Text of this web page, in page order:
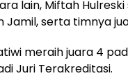
lain, Miftah
Jamil, serta timnya
meraih juara 4
Juri Terakreditasi.